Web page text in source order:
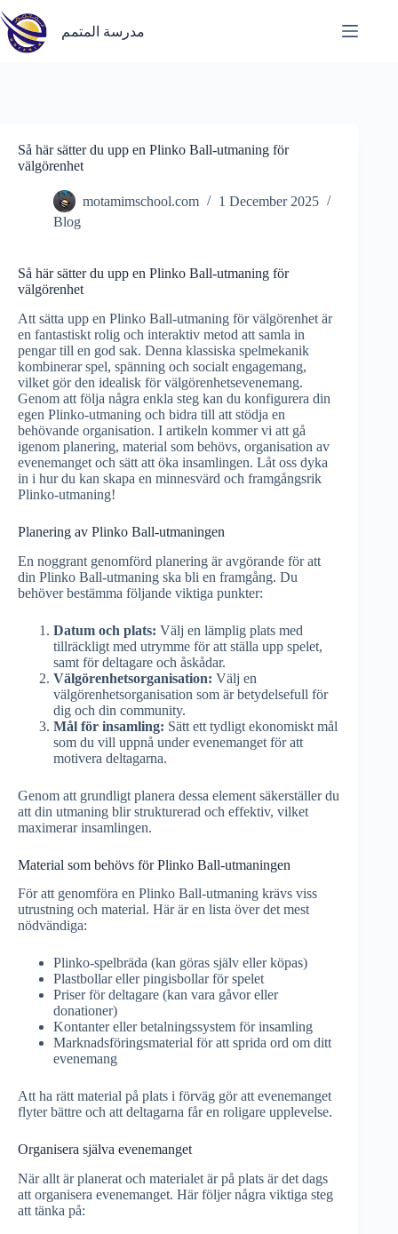
to
content
مدرسة المتمم
Så här sätter du upp en Plinko Ball-utmaning för
välgörenhet
motamimschool.com
1 December 2025
Blog
Så här sätter du upp en Plinko Ball-utmaning för
välgörenhet
Att sätta upp en Plinko Ball-utmaning för välgörenhet är
en fantastiskt rolig och interaktiv metod att samla in
pengar till en god sak. Denna klassiska spelmekanik
kombinerar spel, spänning och socialt engagemang,
vilket gör den idealisk för välgörenhetsevenemang.
Genom att följa några enkla steg kan du konfigurera din
egen Plinko-utmaning och bidra till att stödja en
behövande organisation. I artikeln kommer vi att gå
igenom planering, material som behövs, organisation av
evenemanget och sätt att öka insamlingen. Låt oss dyka
in i hur du kan skapa en minnesvärd och framgångsrik
Plinko-utmaning!
Planering av Plinko Ball-utmaningen
En noggrant genomförd planering är avgörande för att
din Plinko Ball-utmaning ska bli en framgång. Du
behöver bestämma följande viktiga punkter:
Datum och plats: Välj en lämplig plats med
tillräckligt med utrymme för att ställa upp spelet,
samt för deltagare och åskådar.
Välgörenhetsorganisation: Välj en
välgörenhetsorganisation som är betydelsefull för
dig och din community.
Mål för insamling: Sätt ett tydligt ekonomiskt mål
som du vill uppnå under evenemanget för att
motivera deltagarna.
Genom att grundligt planera dessa element säkerställer du
att din utmaning blir strukturerad och effektiv, vilket
maximerar insamlingen.
Material som behövs för Plinko Ball-utmaningen
För att genomföra en Plinko Ball-utmaning krävs viss
utrustning och material. Här är en lista över det mest
nödvändiga:
Plinko-spelbräda (kan göras själv eller köpas)
Plastbollar eller pingisbollar för spelet
Priser för deltagare (kan vara gåvor eller
donationer)
Kontanter eller betalningssystem för insamling
Marknadsföringsmaterial för att sprida ord om ditt
evenemang
Att ha rätt material på plats i förväg gör att evenemanget
flyter bättre och att deltagarna får en roligare upplevelse.
Organisera själva evenemanget
När allt är planerat och materialet är på plats är det dags
att organisera evenemanget. Här följer några viktiga steg
att tänka på: